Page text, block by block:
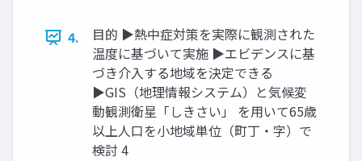
4.
目的 ▶熱中症対策を実際に観測された
温度に基づいて実施 ▶エビデンスに基
づき介入する地域を決定できる
▶GIS（地理情報システム）と気候変
動観測衛星「しきさい」 を用いて65歳
以上人口を小地域単位（町丁・字）で
検討 4